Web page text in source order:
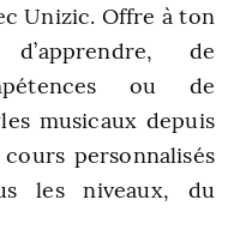
Unizic. Offre à ton
de
ou de
musicaux depuis
personnalisés
les niveaux, du